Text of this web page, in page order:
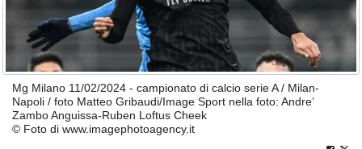
Mg Milano 11/02/2024 - campionato di calcio serie A / Milan-
Napoli / foto Matteo Gribaudi/Image Sport nella foto: Andre’
Zambo Anguissa-Ruben Loftus Cheek
© Foto di www.imagephotoagency.it